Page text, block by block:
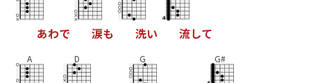
あわで 涙も 洗い 流して
A D G G#